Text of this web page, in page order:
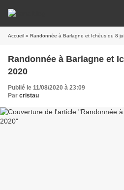
Accueil » Randonnée à Barlagne et Ichèus du 8
Randonnée à Barlagne et
2020
Publié le 11/08/2020 à 23:09
Par cristau